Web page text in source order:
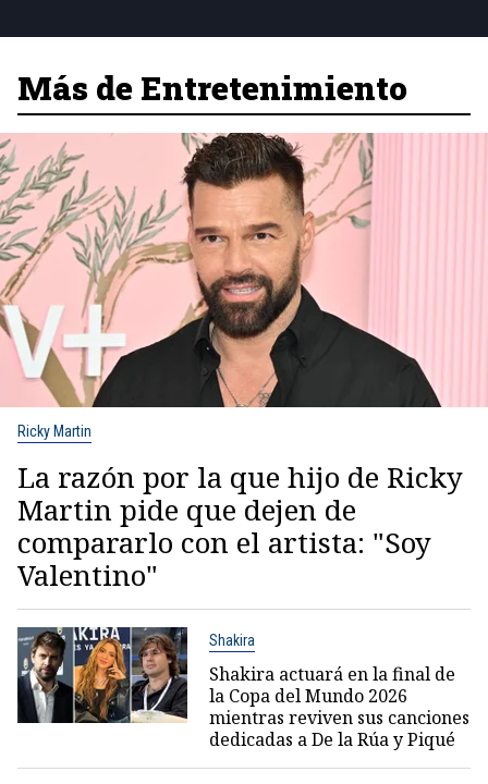
Más de Entretenimiento
Ricky Martin
La razón por la que hijo de Ricky
Martin pide que dejen de
compararlo con el artista: "Soy
Valentino"
Shakira
Shakira actuará en la final de
la Copa del Mundo 2026
mientras reviven sus canciones
dedicadas a De la Rúa y Piqué